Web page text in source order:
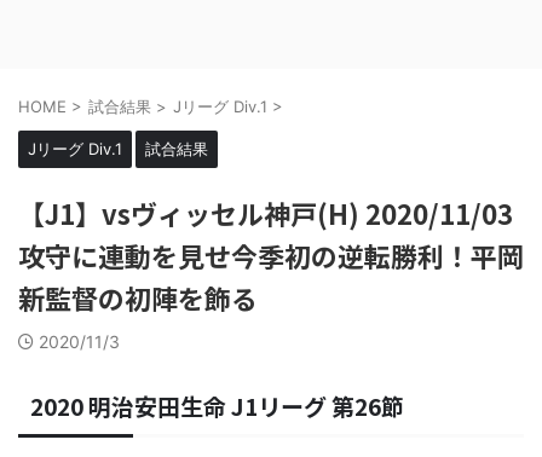
HOME > 試合結果 > Jリーグ Div.1 >
Jリーグ Div.1 試合結果
【J1】vsヴィッセル神戸(H) 2020/11/03
攻守に連動を見せ今季初の逆転勝利！平岡
新監督の初陣を飾る
2020/11/3
2020 明治安田生命 J1リーグ 第26節